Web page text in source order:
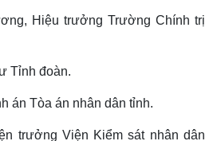
Vũ khí
Hiệu trưởng Trường Chính trị
Tỉnh đoàn.
án Tòa án nhân dân tỉnh.
trưởng Viện Kiểm sát nhân dân